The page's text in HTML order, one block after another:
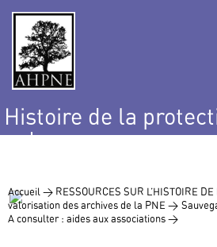
Histoire de la
nature
Accueil > RESSOURCES SUR L’HISTOIRE
valorisation des archives de la PNE >
A consulter : aides aux associations >